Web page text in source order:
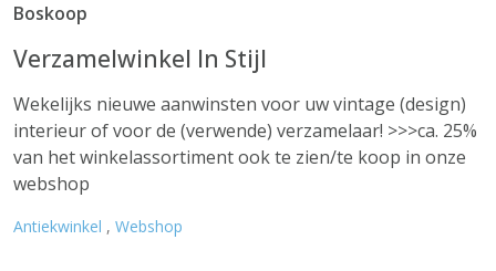
Boskoop
Verzamelwinkel In Stijl
Wekelijks nieuwe aanwinsten voor uw vintage (design)
interieur of voor de (verwende) verzamelaar! >>>ca. 25%
van het winkelassortiment ook te zien/te koop in onze
webshop
Antiekwinkel , Webshop